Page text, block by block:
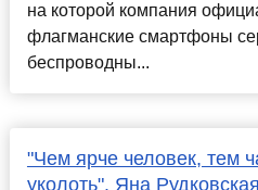
на которой компания
флагманские смартфоны
беспроводны...
"Чем ярче человек, тем
уколоть". Яна